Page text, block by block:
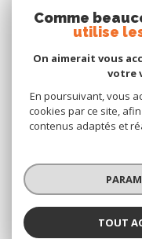
Comme
utilise
On aimerait vous
votre
En poursuivant, vous
cookies par ce site,
contenus adaptés et
TOUT